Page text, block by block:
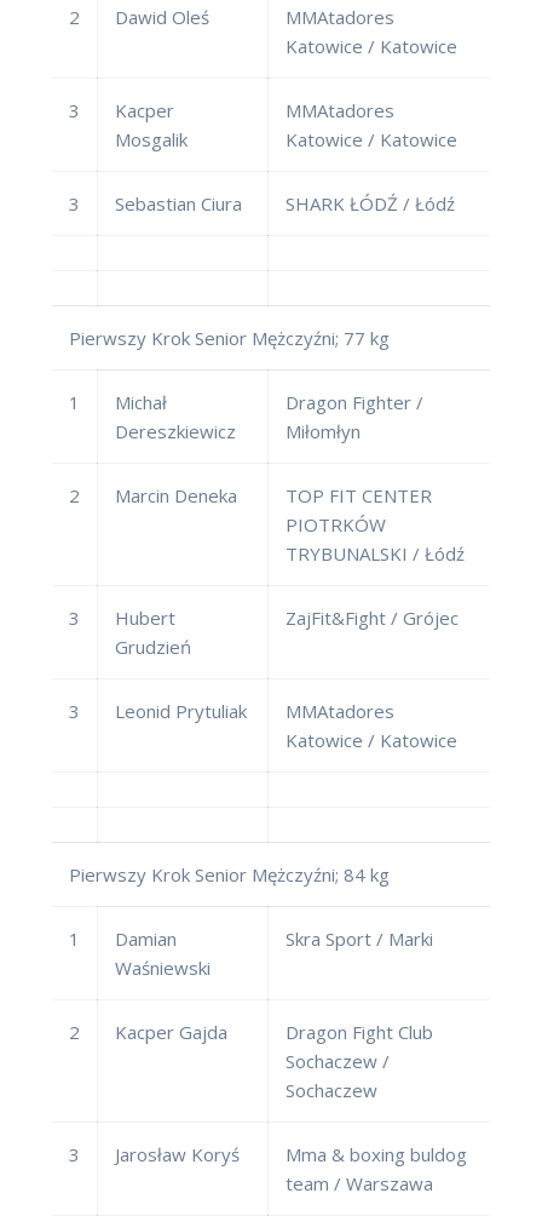
2 Dawid Oleś
MMAtadores
Katowice / Katowice
3
Kacper
Mosgalik
MMAtadores
Katowice / Katowice
3 Sebastian Ciura SHARK ŁÓDŹ / Łódź
Pierwszy Krok Senior Mężczyźni; 77 kg
1
Michał
Dereszkiewicz
Dragon Fighter /
Miłomłyn
2 Marcin Deneka
TOP FIT CENTER
PIOTRKÓW
TRYBUNALSKI / Łódź
3
Hubert
Grudzień
ZajFit&Fight / Grójec
3 Leonid Prytuliak
MMAtadores
Katowice / Katowice
Pierwszy Krok Senior Mężczyźni; 84 kg
1
Damian
Waśniewski
Skra Sport / Marki
2 Kacper Gajda
Dragon Fight Club
Sochaczew /
Sochaczew
3 Jarosław Koryś
Mma & boxing buldog
team / Warszawa